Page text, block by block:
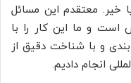
خیر. معتقدم این مسائل
و ما این کار را با
و با شناخت دقیق از
انجام دادیم.